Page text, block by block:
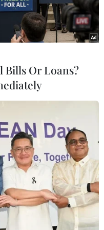
Chúa Then trong Lễ hội
Danh Lam/TTXVN)
lịch tỉnh Bắc
Lễ hội mở cửa rừng
đền Chúa
Bills Or Loans?